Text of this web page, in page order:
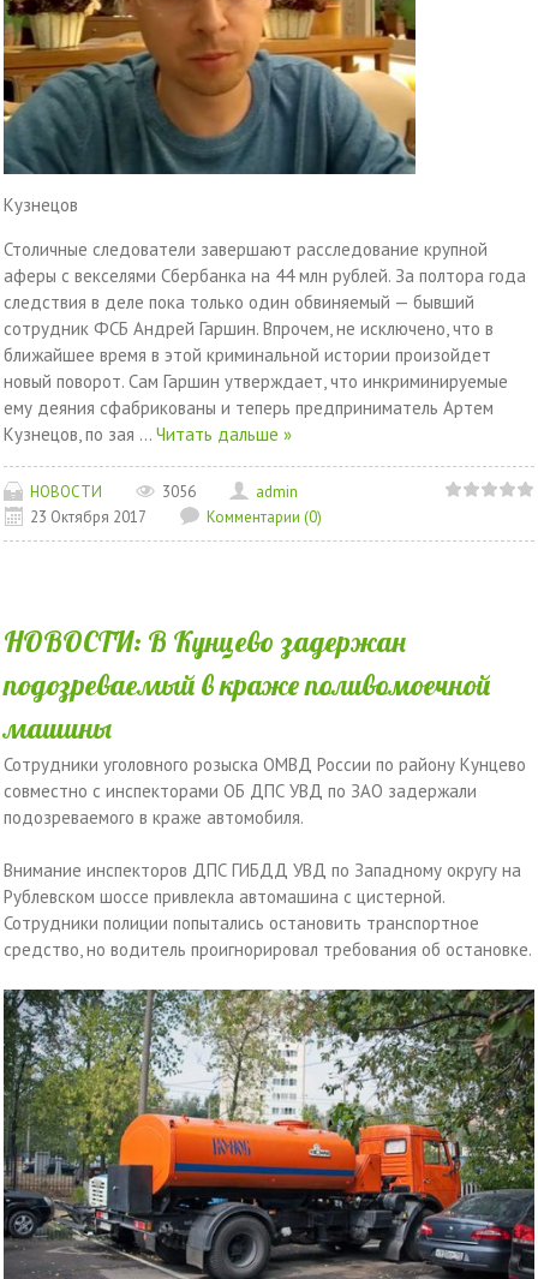
Кузнецов
Столичные следователи завершают расследование крупной
аферы с векселями Сбербанка на 44 млн рублей. За полтора года
следствия в деле пока только один обвиняемый — бывший
сотрудник ФСБ Андрей Гаршин. Впрочем, не исключено, что в
ближайшее время в этой криминальной истории произойдет
новый поворот. Сам Гаршин утверждает, что инкриминируемые
ему деяния сфабрикованы и теперь предприниматель Артем
Кузнецов, по зая ... Читать дальше »
НОВОСТИ 3056
admin
23 Октября 2017
Комментарии (0)
НОВОСТИ: В Кунцево задержан
подозреваемый в краже поливомоечной
машины
Сотрудники уголовного розыска ОМВД России по району Кунцево
совместно с инспекторами ОБ ДПС УВД по ЗАО задержали
подозреваемого в краже автомобиля.
Внимание инспекторов ДПС ГИБДД УВД по Западному округу на
Рублевском шоссе привлекла автомашина с цистерной.
Сотрудники полиции попытались остановить транспортное
средство, но водитель проигнорировал требования об остановке.